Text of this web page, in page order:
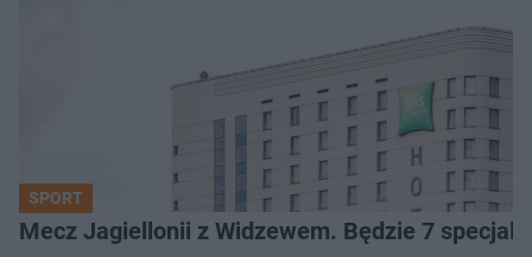
SPORT
Mecz Jagiellonii z Widzewem. Będzie 7